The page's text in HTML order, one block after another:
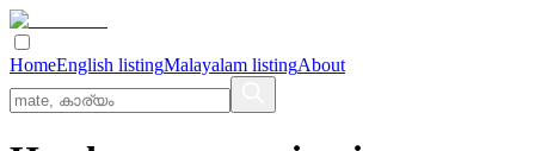
HomeEnglish listingMalayalam listingAbout